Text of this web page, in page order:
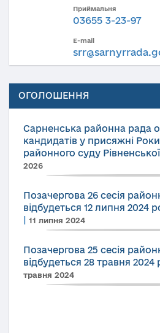
Приймальня
03655 3-23-97
E-mail
ОГОЛОШЕННЯ
Сарненська районна рада
кандидатів у присяжні
районного суду
2026
Позачергова 26 сесія
відбудеться 12 липня 2024
11 липня 2024
Позачергова 25 сесія
відбудеться 28 травня 2024
травня 2024